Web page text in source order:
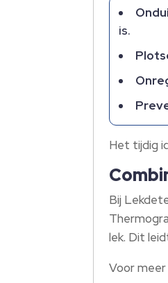
is.
Het tijdig
Bij
lek. Dit
Voor meer